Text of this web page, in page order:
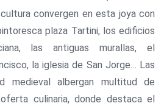
convergen en esta joya con
plaza Tartini, los edificios
las antiguas murallas, el
la iglesia de San Jorge… Las
medieval albergan multitud de
culinaria, donde destaca el